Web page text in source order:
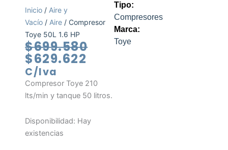
Inicio / Aire y
Vacío / Aire / Compresor
Toye 50L 1.6 HP
$699.580El
era:
$699.580.
$629.622
El
es:
$629.622.
C/Iva
Compresor Toye 210
lts/min y tanque 50 litros.
Disponibilidad: Hay
existencias
Compresor
Toye
Tipo:
Compresores
Marca:
Toye